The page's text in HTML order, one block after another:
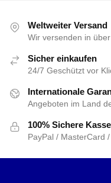
Weltweiter Versand
Wir versenden in
Sicher einkaufen
24/7 Geschützt vor
Internationale
Angeboten im Land
100% Sichere Kasse
PayPal / MasterCard /